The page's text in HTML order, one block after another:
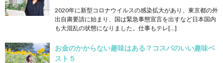
2020年に新型コロナウイルスの感染拡大があり、東京都の外
出自粛要請に始まり、国は緊急事態宣言を出すなど日本国内
も大混乱の状態になりました。仕事もテレ[…]
お金のかからない趣味はある？コスパのいい趣味ベ
スト５